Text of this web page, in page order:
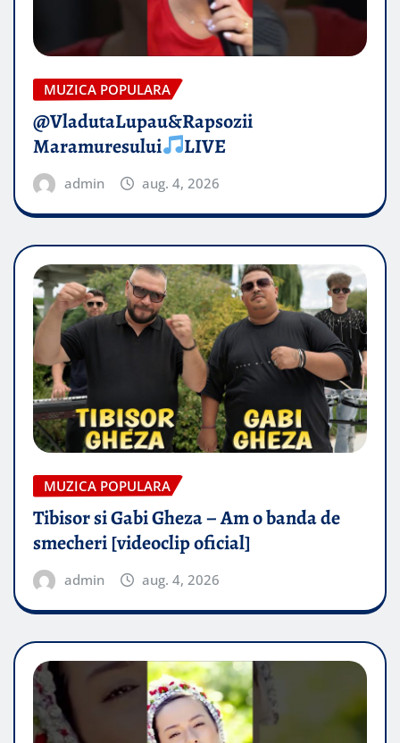
MUZICA POPULARA
@VladutaLupau&Rapsozii
Maramuresului
LIVE
admin aug. 4, 2026
MUZICA POPULARA
Tibisor si Gabi Gheza – Am o banda de
smecheri [videoclip oficial]
admin aug. 4, 2026